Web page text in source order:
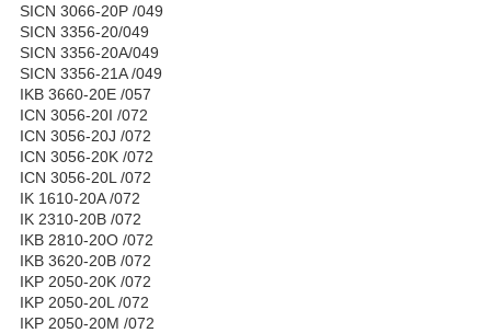
SICN 3066-20P /049
SICN 3356-20/049
SICN 3356-20A/049
SICN 3356-21A /049
IKB 3660-20E /057
ICN 3056-20I /072
ICN 3056-20J /072
ICN 3056-20K /072
ICN 3056-20L /072
IK 1610-20A /072
IK 2310-20B /072
IKB 2810-20O /072
IKB 3620-20B /072
IKP 2050-20K /072
IKP 2050-20L /072
IKP 2050-20M /072